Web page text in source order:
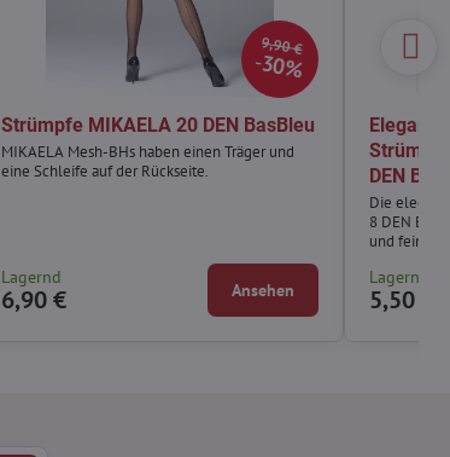
9,90 €
30%
Strümpfe MIKAELA 20 DEN BasBleu
MIKAELA Mesh-BHs haben einen Träger und
eine Schleife auf der Rückseite.
Lagernd
6,90 € Ansehen
DEN
Die
8 DEN
und feine
Lagernd
5,50 €